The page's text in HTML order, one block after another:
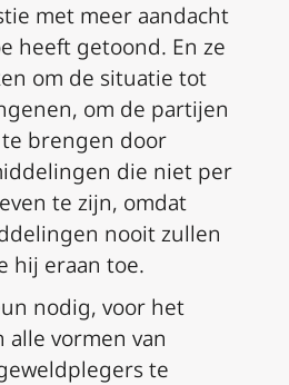
met meer aandacht
heeft getoond. En ze
om de situatie tot
om de partijen
brengen door
die niet per
te zijn, omdat
nooit zullen
hij eraan toe.
nodig, voor het
alle vormen van
te